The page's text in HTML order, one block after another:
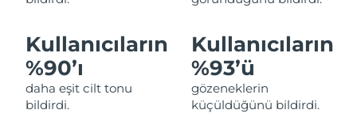
Kullanıcıların
%90’ı
daha eşit cilt tonu
bildirdi.
Kullanıcıların
%93’ü
gözeneklerin
küçüldüğünü bildirdi.
Yeni Zelanda
Norveç Tahmini teslim tarihi
Umman Tahmini teslim tarihi8/13/26